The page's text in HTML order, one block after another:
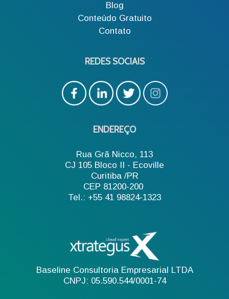
Blog
Conteúdo Gratuito
Contato
REDES SOCIAIS
ENDEREÇO
Rua Grã Nicco, 113
CJ 105 Bloco II - Ecoville
Curitiba /PR
CEP 81200-200
Tel.: +55 41 98824-1323
Baseline Consultoria Empresarial LTDA
CNPJ: 05.590.544/0001-74